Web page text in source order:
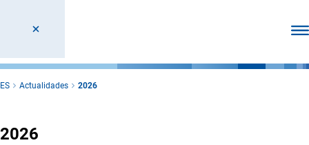
ES Actualidades 2026
2026